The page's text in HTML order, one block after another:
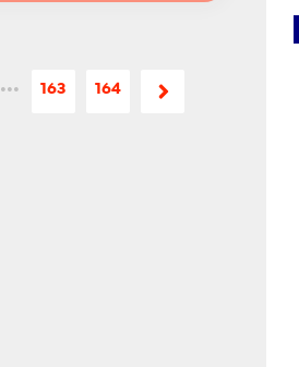
••• 163 164